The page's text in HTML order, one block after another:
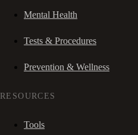
Mental Health
Tests & Procedures
Prevention & Wellness
RESOURCES
Tools